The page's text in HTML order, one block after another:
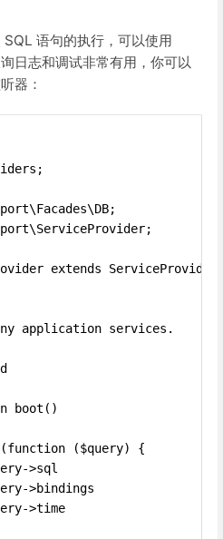
语句的执行，可以使用
日志和调试非常有用，你可以
器：
extends ServiceProvider
application services.
boot()
($query) {
>sql
>bindings
>time